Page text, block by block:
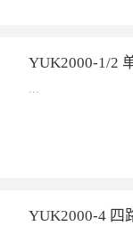
YUK2000-1/2
器
YUK2000-4 四